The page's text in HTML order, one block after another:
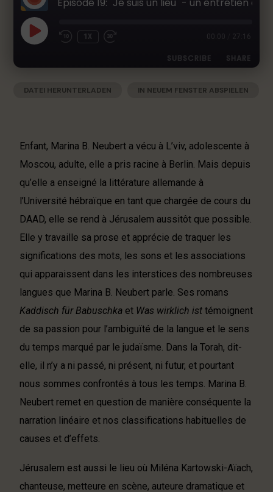
h
r
e
u
-
P
o
c
a
1X 00:00 27:16
SUBSCRIBE SHARE
Apple Podcasts Deezer
RSS FEED
SHARE
EMBED
DATEI HERUNTERLADEN
IN NEUEM FENSTER ABSPIELEN
Enfant, Marina B. Neubert a vécu à L’viv, adolescente à
Moscou, adulte, elle a pris racine à Berlin. Mais depuis
qu’elle a enseigné la littérature allemande à
l’Université hébraïque en tant que chargée de cours du
DAAD, elle se rend à Jérusalem aussitôt que possible.
Elle y travaille sa prose et apprécie de traquer les
significations des mots, les sons et les associations
qui apparaissent dans les interstices des nombreuses
langues que Marina B. Neubert parle. Ses romans
Kaddisch für Babuschka et Was wirklich ist témoignent
de sa passion pour l’ambiguïté de la langue et le sens
du temps marqué par le judaïsme. Dans la Torah, dit-
elle, il n’y a ni passé, ni présent, ni futur, et pourtant
nous sommes confrontés à tous les temps. Marina B.
Neubert remet en question de manière conséquente la
narration linéaire et nos classifications habituelles de
causes et d’effets.
Jérusalem est aussi le lieu où Miléna Kartowski-Aïach,
chanteuse, metteure en scène, auteure dramatique et